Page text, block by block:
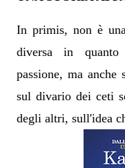
In primis, non è
diversa in
passione, ma
sul divario dei ceti
degli altri, sull'idea